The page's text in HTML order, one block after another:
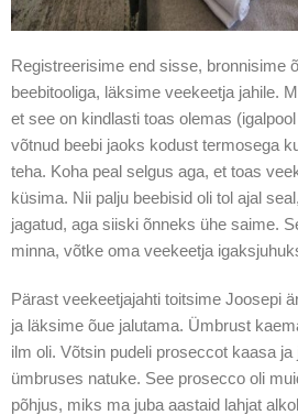
Registreerisime end sisse, bronnisime
beebitooliga, läksime veekeetja jahile.
et see on kindlasti toas olemas
võtnud beebi jaoks kodust termosega
teha. Koha peal selgus aga, et toas
küsima. Nii palju beebisid oli tol ajal
jagatud, aga siiski õnneks ühe saime.
minna, võtke oma veekeetja
Pärast veekeetjajahti toitsime Joosepi
ja läksime õue jalutama. Ümbrust
ilm oli. Võtsin pudeli proseccot kaasa
ümbruses natuke. See prosecco oli
põhjus, miks ma juba aastaid lahjat